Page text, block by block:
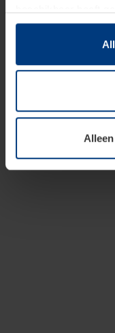
hun diensten
Juridisch hebben
van deze pagina's
soorten cookies is
toestemming kunt u
wijzigen of